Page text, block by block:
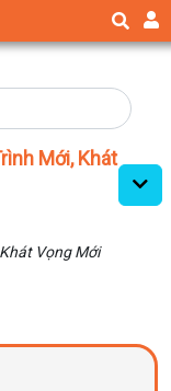
Mới, Khát
Vọng Mới